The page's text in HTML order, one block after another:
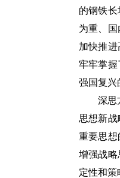
的钢铁
为重、国
加快推进
牢牢掌握
强国复兴
深思
思想新
重要思想
增强战略
定性和策